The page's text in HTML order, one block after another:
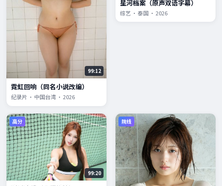
99:12
霓虹回响（同名小说改编）
纪录片 · 中国台湾 · 2026
星河档案（原声双语字幕）
综艺 · 泰国 · 2026
高分
99:20
院线